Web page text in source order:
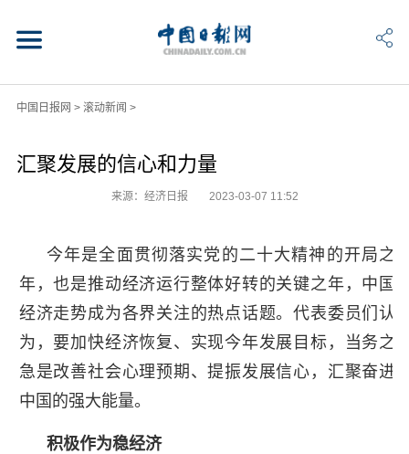
中国日报网 > 滚动新闻 >
汇聚发展的信心和力量
来源：经济日报 2023-03-07 11:52
今年是全面贯彻落实党的二十大精神的开局之
年，也是推动经济运行整体好转的关键之年，中国
经济走势成为各界关注的热点话题。代表委员们认
为，要加快经济恢复、实现今年发展目标，当务之
急是改善社会心理预期、提振发展信心，汇聚奋进
中国的强大能量。
积极作为稳经济